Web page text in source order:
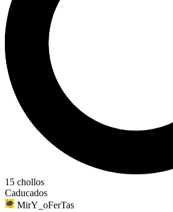
15 chollos
Caducados
MirY_oFerTas